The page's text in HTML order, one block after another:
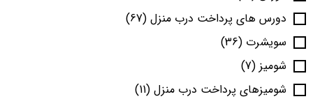
دورس های پرداخت درب منزل (67)
سویشرت (36)
شومیز (7)
شومیزهای پرداخت درب منزل (11)